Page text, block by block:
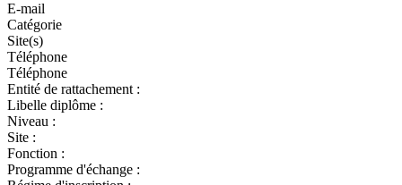
E-mail
Catégorie
Site(s)
Téléphone
Téléphone
Entité de rattachement :
Libelle diplôme :
Niveau :
Site :
Fonction :
Programme d'échange :